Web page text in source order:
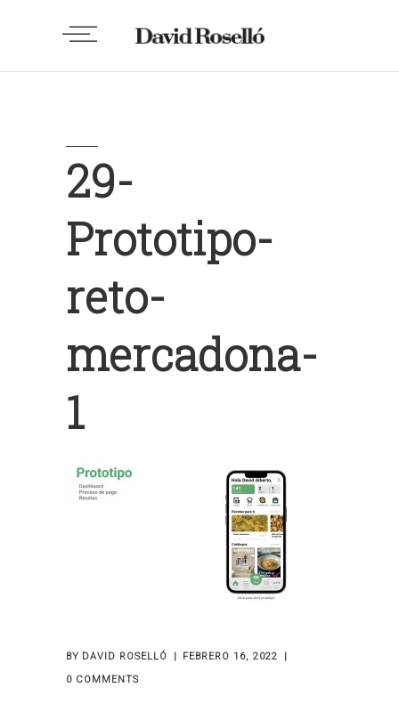
29-
Prototipo-
reto-
mercadona-
1
BY DAVID ROSELLÓ
FEBRERO 16, 2022
0 COMMENTS